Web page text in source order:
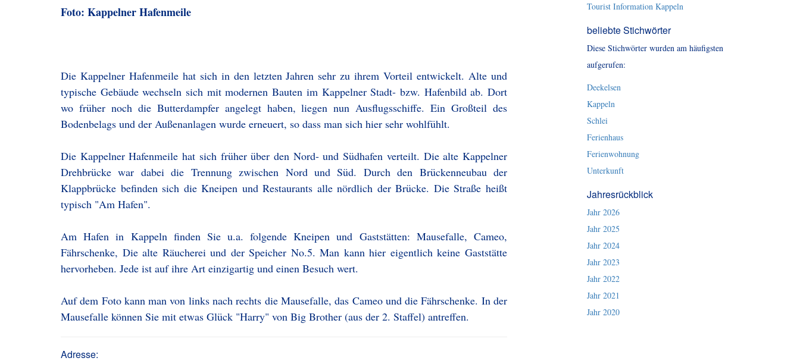
Foto: Kappelner Hafenmeile
Die Kappelner Hafenmeile hat sich in den letzten Jahren sehr zu ihrem Vorteil entwickelt. Alte und
typische Gebäude wechseln sich mit modernen Bauten im Kappelner Stadt- bzw. Hafenbild ab. Dort
wo früher noch die Butterdampfer angelegt haben, liegen nun Ausflugsschiffe. Ein Großteil des
Bodenbelags und der Außenanlagen wurde erneuert, so dass man sich hier sehr wohlfühlt.
Die Kappelner Hafenmeile hat sich früher über den Nord- und Südhafen verteilt. Die alte Kappelner
Drehbrücke war dabei die Trennung zwischen Nord und Süd. Durch den Brückenneubau der
Klappbrücke befinden sich die Kneipen und Restaurants alle nördlich der Brücke. Die Straße heißt
typisch "Am Hafen".
Am Hafen in Kappeln finden Sie u.a. folgende Kneipen und Gaststätten: Mausefalle, Cameo,
Fährschenke, Die alte Räucherei und der Speicher No.5. Man kann hier eigentlich keine Gaststätte
hervorheben. Jede ist auf ihre Art einzigartig und einen Besuch wert.
Auf dem Foto kann man von links nach rechts die Mausefalle, das Cameo und die Fährschenke. In der
Mausefalle können Sie mit etwas Glück "Harry" von Big Brother (aus der 2. Staffel) antreffen.
Adresse:
Tourist Information Kappeln
beliebte Stichwörter
Diese Stichwörter wurden am häufigsten
aufgerufen:
Deekelsen
Kappeln
Schlei
Ferienhaus
Ferienwohnung
Unterkunft
Jahresrückblick
Jahr 2026
Jahr 2025
Jahr 2024
Jahr 2023
Jahr 2022
Jahr 2021
Jahr 2020